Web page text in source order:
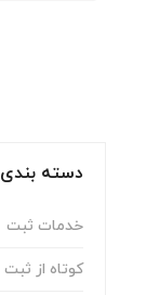
دسته بندی
خدمات ثبت
کوتاه از ثبت